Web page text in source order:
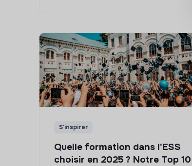
S'inspirer
Quelle formation dans l'ESS
choisir en 2025 ? Notre Top 10